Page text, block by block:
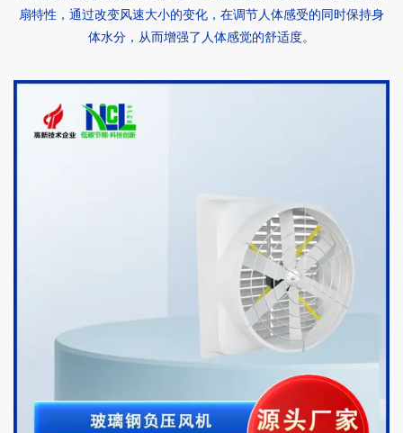
扇特性，通过改变风速大小的变化，在调节人体感受的同时保持身
体水分，从而增强了人体感觉的舒适度。